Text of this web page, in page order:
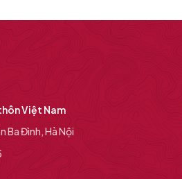
Việt Nam
Ba Đình, Hà Nội